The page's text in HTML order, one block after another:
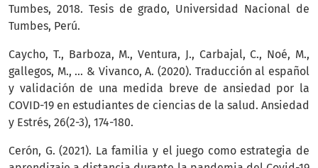
Tumbes, 2018. Tesis de grado, Universidad Nacional de
Tumbes, Perú.
Caycho, T., Barboza, M., Ventura, J., Carbajal, C., Noé, M.,
gallegos, M., ... & Vivanco, A. (2020). Traducción al español
y validación de una medida breve de ansiedad por la
COVID-19 en estudiantes de ciencias de la salud. Ansiedad
y Estrés, 26(2-3), 174-180.
Cerón, G. (2021). La familia y el juego como estrategia de